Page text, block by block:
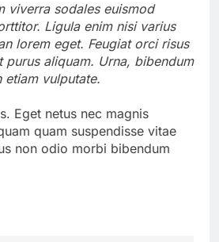
viverra sodales euismod
Ligula enim nisi varius
lorem eget. Feugiat orci risus
purus aliquam. Urna, bibendum
vulputate.
Eget netus nec magnis
quam suspendisse vitae
non odio morbi bibendum